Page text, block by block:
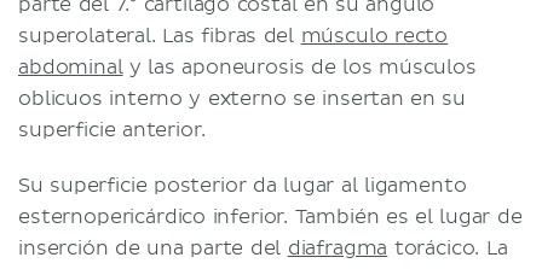
superolateral. Las fibras del músculo recto
abdominaly las aponeurosis de los músculos
oblicuos interno y externo se insertan en su
superficie anterior.
Su superficie posterior da lugar al ligamento
esternopericárdico inferior. También es el lugar de
inserción de una parte del diafragma torácico. La